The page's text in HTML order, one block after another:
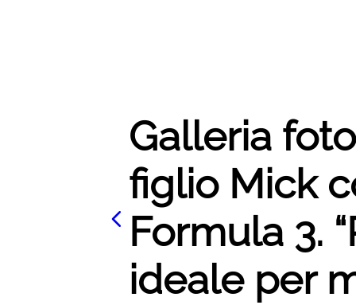
Galleria
figlio Mick
Formula 3.
ideale per